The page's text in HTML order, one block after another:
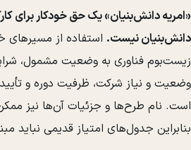
«امریه دانش‌بنیان» یک حق خودکار برای
دانش‌بنیان نیست. استفاده از مسیرهای
زیست‌بوم فناوری به وضعیت مشمول،
وضعیت و نیاز شرکت، ظرفیت دوره و
است. نام طرح‌ها و جزئیات آن‌ها نیز
بنابراین جدول‌های امتیاز قدیمی نباید